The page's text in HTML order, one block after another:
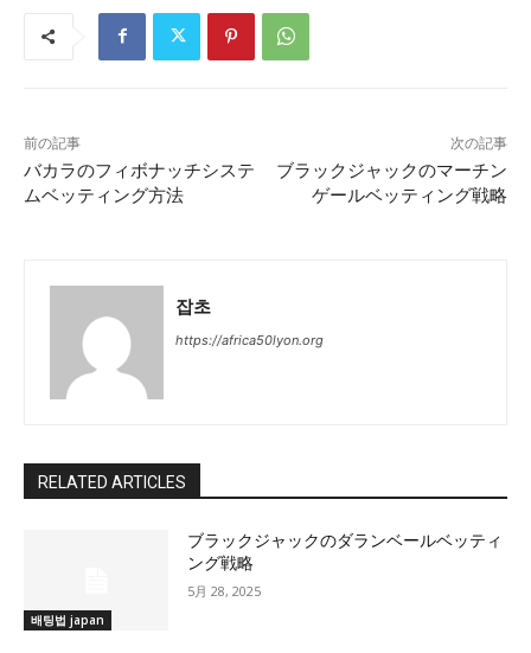
前の記事
バカラのフィボナッチシステ
ムベッティング方法
次の記事
ブラックジャックのマーチン
ゲールベッティング戦略
잡초
https://africa50lyon.org
RELATED ARTICLES
배팅법 japan
ブラックジャックのダランベールベッティ
ング戦略
5月 28, 2025